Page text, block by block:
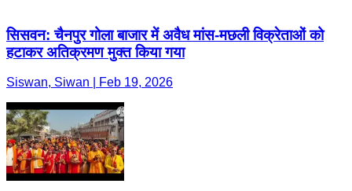
सिसवन: चैनपुर गोला बाजार में अवैध मांस-मछली विक्रेताओं को
हटाकर अतिक्रमण मुक्त किया गया
Siswan, Siwan | Feb 19, 2026